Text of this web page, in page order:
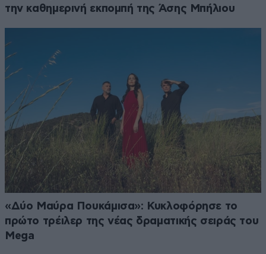
την καθημερινή εκπομπή της Άσης Μπήλιου
«Δύο Μαύρα Πουκάμισα»: Κυκλοφόρησε το
πρώτο τρέιλερ της νέας δραματικής σειράς του
Mega